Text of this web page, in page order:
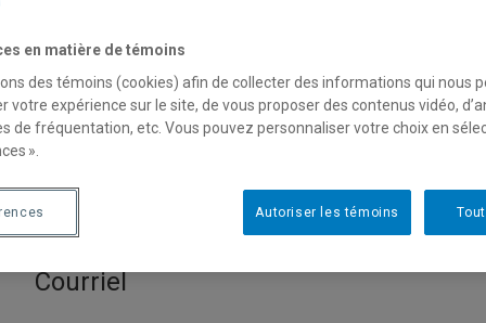
Liste des professeures et professeurs par
« Traitement du signal
Courriel
en matière de témoins
des témoins (cookies) afin de collecter des informations qui nous
votre expérience sur le site, de vous proposer des contenus vidéo,
de fréquentation, etc. Vous pouvez personnaliser votre choix en
».
Autoriser les témoins